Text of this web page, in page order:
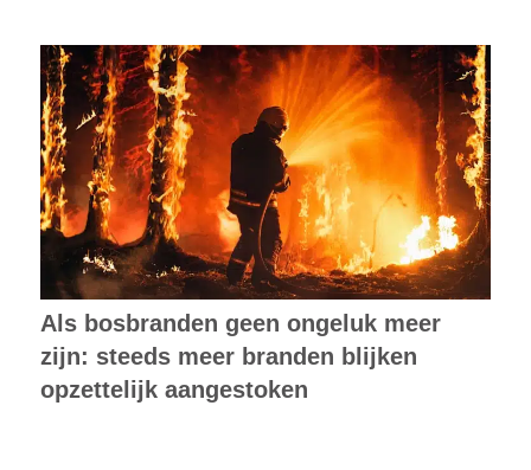
Als bosbranden geen ongeluk meer
zijn: steeds meer branden blijken
opzettelijk aangestoken